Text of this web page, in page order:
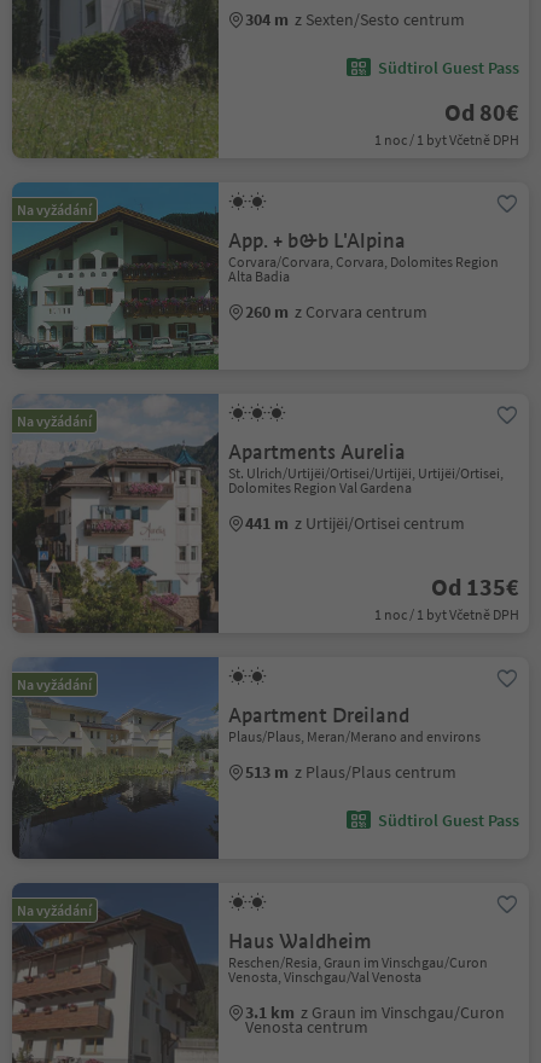
304 m z Sexten/Sesto centrum
Südtirol Guest Pass
Od 80€
1 noc / 1 byt Včetně DPH
Na vyžádání
App. + b&b L'Alpina
Corvara/Corvara, Corvara, Dolomites Region
Alta Badia
260 m z Corvara centrum
Na vyžádání
Apartments Aurelia
St. Ulrich/Urtijëi/Ortisei/Urtijëi, Urtijëi/Ortisei,
Dolomites Region Val Gardena
441 m z Urtijëi/Ortisei centrum
Od 135€
1 noc / 1 byt Včetně DPH
Na vyžádání
Apartment Dreiland
Plaus/Plaus, Meran/Merano and environs
513 m z Plaus/Plaus centrum
Südtirol Guest Pass
Na vyžádání
Haus Waldheim
Reschen/Resia, Graun im Vinschgau/Curon
Venosta, Vinschgau/Val Venosta
3.1 km z Graun im Vinschgau/Curon
Venosta centrum